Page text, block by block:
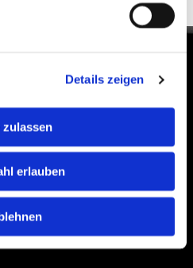
Details zeigen
zulassen
erlauben